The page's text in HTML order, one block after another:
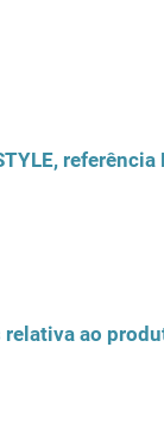
referência
ao